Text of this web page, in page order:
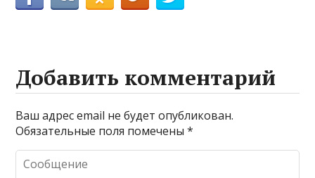
Добавить комментарий
Ваш адрес email не будет опубликован.
Обязательные поля помечены*